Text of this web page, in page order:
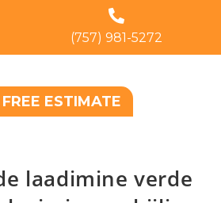
(757) 981-5272
ESTIMATE
laadimine verde